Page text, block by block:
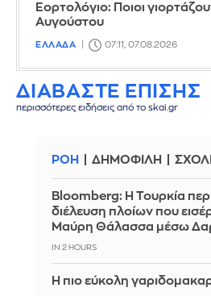
Εορτολόγιο: Ποιοι
Αυγούστου
ΕΛΛΑΔΑ 07:11, 07.08.2026
ΔΙΑΒΑΣΤΕ ΕΠΙΣΗΣ
περισσότερες ειδήσεις από το skai.gr
ΡΟΗ ΔΗΜΟΦΙΛΗ
Bloomberg: Η Τουρκία
διέλευση πλοίων που
Μαύρη Θάλασσα μέσω
IN 2 HOURS
Η πιο εύκολη